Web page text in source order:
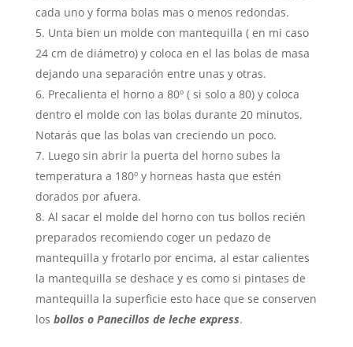
cada uno y forma bolas mas o menos redondas.
Unta bien un molde con mantequilla ( en mi caso
24 cm de diámetro) y coloca en el las bolas de masa
dejando una separación entre unas y otras.
Precalienta el horno a 80º ( si solo a 80) y coloca
dentro el molde con las bolas durante 20 minutos.
Notarás que las bolas van creciendo un poco.
Luego sin abrir la puerta del horno subes la
temperatura a 180º y horneas hasta que estén
dorados por afuera.
Al sacar el molde del horno con tus bollos recién
preparados recomiendo coger un pedazo de
mantequilla y frotarlo por encima, al estar calientes
la mantequilla se deshace y es como si pintases de
mantequilla la superficie esto hace que se conserven
los bollos o Panecillos de leche express.